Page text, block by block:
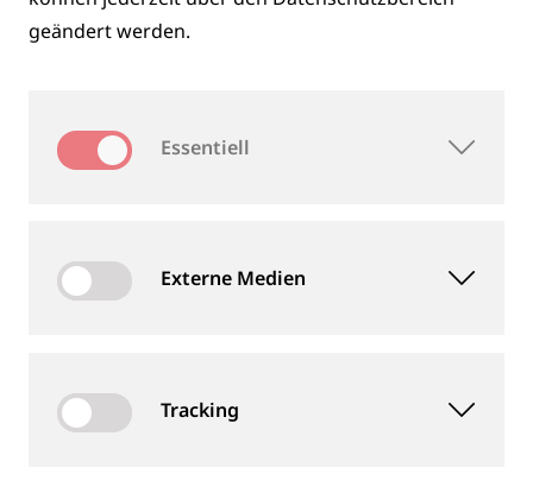
Bereich der Schienen- und Bahninspektion eine
einzigartige Kombination aus fortschrittlicher
geändert werden.
Essentiell
Externe Medien
Tracking